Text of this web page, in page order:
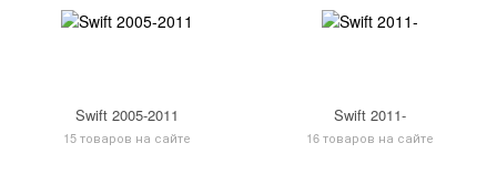
Swift 2005-2011
15 товаров на сайте
Swift 2011-
16 товаров на сайте